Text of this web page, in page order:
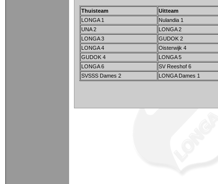
Thuisteam
Uitteam
LONGA 1
Nulandia 1
UNA 2
LONGA 2
LONGA 3
GUDOK 2
LONGA 4
Oisterwijk 4
GUDOK 4
LONGA 5
LONGA 6
SV Reeshof 6
SVSSS Dames 2
LONGA Dames 1